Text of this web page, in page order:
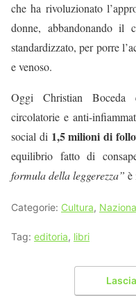
che ha rivoluzionato
donne, abbandonando il
standardizzato, per porre
e venoso.
Oggi Christian Boceda
circolatorie e anti-
social di 1,5 milioni di
equilibrio fatto di
formula della leggerezza” è
Categorie: Cultura,
Tag: editoria, libri